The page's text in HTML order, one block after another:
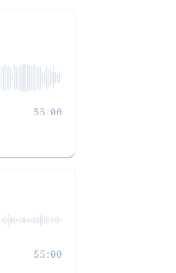
55:00
55:00